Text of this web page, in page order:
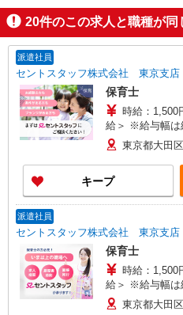
20件のこの求人と職種が同
派遣社員
セントスタッフ株式会社 東京支店
保育士
時給：1,500
給＞ ※給与
東京都大田
キープ
派遣社員
セントスタッフ株式会社 東京支店
保育士
時給：1,500
給＞ ※給与
東京都大田